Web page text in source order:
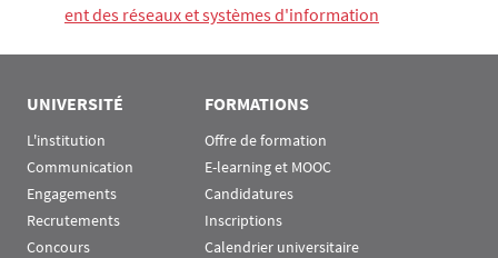
ent des réseaux et systèmes d'information
UNIVERSITÉ
L'institution
Communication
Engagements
Recrutements
Concours
FORMATIONS
Offre de formation
E-learning et MOOC
Candidatures
Inscriptions
Calendrier universitaire